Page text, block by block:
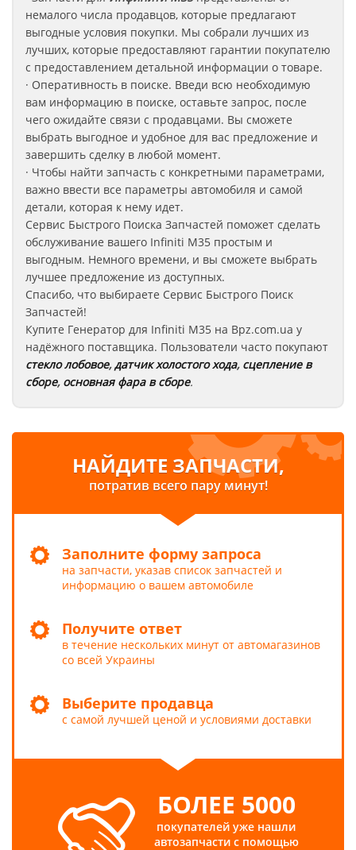
немалого числа продавцов, которые предлагают
выгодные условия покупки. Мы собрали лучших из
лучших, которые предоставляют гарантии покупателю
с предоставлением детальной информации о товаре.
· Оперативность в поиске. Введи всю необходимую
вам информацию в поиске, оставьте запрос, после
чего ожидайте связи с продавцами. Вы сможете
выбрать выгодное и удобное для вас предложение и
завершить сделку в любой момент.
· Чтобы найти запчасть с конкретными параметрами,
важно ввести все параметры автомобиля и самой
детали, которая к нему идет.
Сервис Быстрого Поиска Запчастей поможет сделать
обслуживание вашего Infiniti M35 простым и
выгодным. Немного времени, и вы сможете выбрать
лучшее предложение из доступных.
Спасибо, что выбираете Сервис Быстрого Поиск
Запчастей!
Купите Генератор для Infiniti M35 на Bpz.com.ua у
надёжного поставщика. Пользователи часто покупают
стекло лобовое,датчик холостого хода, сцепление в
сборе, основная фара в сборе.
НАЙДИТЕ ЗАПЧАСТИ,
потратив всего пару минут!
Заполните форму запроса
на запчасти, указав список запчастей и
информацию о вашем автомобиле
Получите ответ
в течение нескольких минут от автомагазинов
со всей Украины
Выберите продавца
с самой лучшей ценой и условиями доставки
БОЛЕЕ 5000
покупателей уже нашли
автозапчасти с помощью